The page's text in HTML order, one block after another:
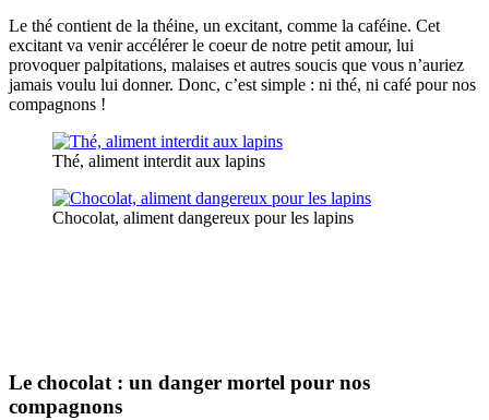
Le thé contient de la théine, un excitant, comme la caféine. Cet
excitant va venir accélérer le coeur de notre petit amour, lui
provoquer palpitations, malaises et autres soucis que vous n’auriez
jamais voulu lui donner. Donc, c’est simple : ni thé, ni café pour nos
compagnons !
Thé, aliment interdit aux lapins
Chocolat, aliment dangereux pour les lapins
Le chocolat : un danger mortel pour nos
compagnons